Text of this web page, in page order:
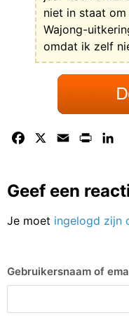
Facebook
X EmailPrint
Je moetingelogd zijn